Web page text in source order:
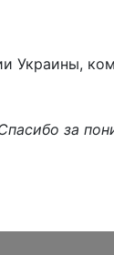
Украины,
за